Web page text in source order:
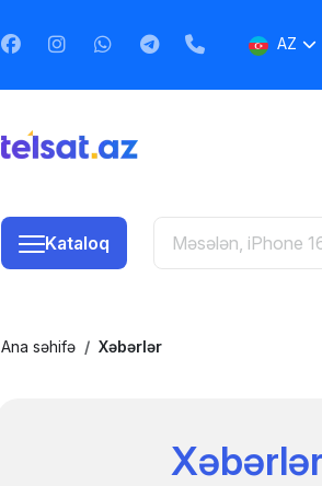
AZ
Kataloq
Ana səhifə Xəbərlər
Xəbərlər